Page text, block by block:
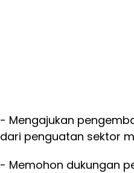
- Mengajukan
dari penguatan sektor
- Memohon dukungan